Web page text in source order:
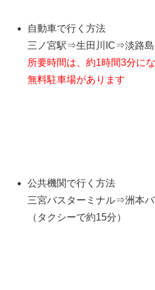
自動車で行く方法
三ノ宮駅⇒生田川IC⇒淡路
所要時間は、約1時間3分にな
無料駐車場があります
公共機関で行く方法
三宮バスターミナル⇒洲本
（タクシーで約15分）